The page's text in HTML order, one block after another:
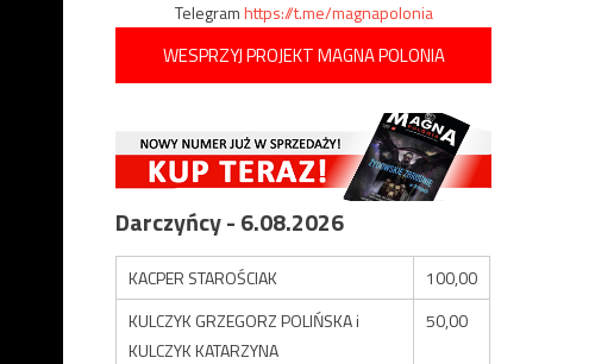
Telegramhttps://t.me/magnapolonia
WESPRZYJ PROJEKT MAGNA POLONIA
Darczyńcy - 6.08.2026
KACPER STAROŚCIAK
100,00
KULCZYK GRZEGORZ POLIŃSKA i
KULCZYK KATARZYNA
50,00